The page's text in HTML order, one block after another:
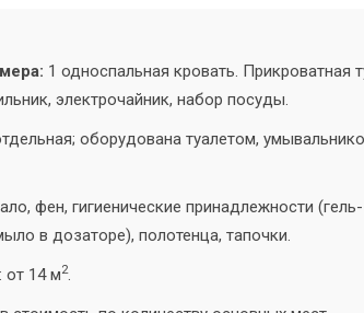
1 односпальная кровать. Прикроватная
электрочайник, набор посуды.
оборудована туалетом,
фен, гигиенические принадлежности (гель-
в дозаторе), полотенца, тапочки.
: от 14 м2.